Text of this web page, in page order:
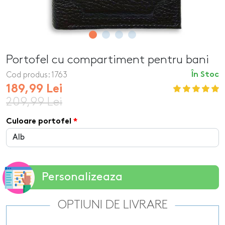
Portofel cu compartiment pentru bani
În Stoc
Cod produs: 1763
189,99 Lei
209,99 Lei
Culoare portofel
Personalizeaza
OPTIUNI DE LIVRARE